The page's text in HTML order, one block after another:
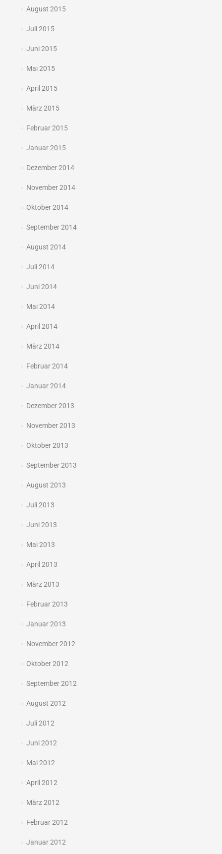
August 2015
Juli 2015
Juni 2015
Mai 2015
April 2015
März 2015
Februar 2015
Januar 2015
Dezember 2014
November 2014
Oktober 2014
September 2014
August 2014
Juli 2014
Juni 2014
Mai 2014
April 2014
März 2014
Februar 2014
Januar 2014
Dezember 2013
November 2013
Oktober 2013
September 2013
August 2013
Juli 2013
Juni 2013
Mai 2013
April 2013
März 2013
Februar 2013
Januar 2013
November 2012
Oktober 2012
September 2012
August 2012
Juli 2012
Juni 2012
Mai 2012
April 2012
März 2012
Februar 2012
Januar 2012